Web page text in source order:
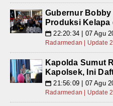
Gubernur Bobby
Produksi Kelapa
📅 22:20:34 | 07 Agu
Radarmedan | Update
Kapolda Sumut
Kapolsek, Ini
📅 21:56:09 | 07 Agu
Radarmedan | Update